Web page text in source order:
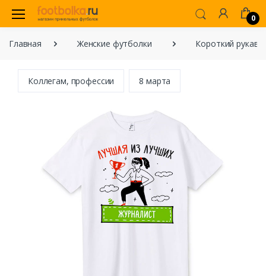
0
Главная Женские футболки Короткий рукав
Коллегам, профессии 8 марта